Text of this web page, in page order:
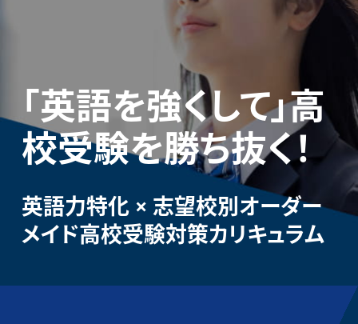
「英語を強くして」高
校受験を勝ち抜く！
英語力特化 × 志望校別オーダー
メイド高校受験対策カリキュラム